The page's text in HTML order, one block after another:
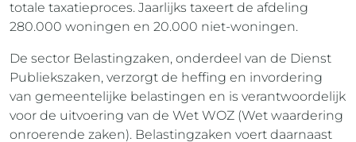
totale taxatieproces. Jaarlijks taxeert de afdeling
280.000 woningen en 20.000 niet-woningen.
De sector Belastingzaken, onderdeel van de Dienst
Publiekszaken, verzorgt de heffing en invordering
van gemeentelijke belastingen en is verantwoordelijk
voor de uitvoering van de Wet WOZ (Wet waardering
onroerende zaken). Belastingzaken voert daarnaast